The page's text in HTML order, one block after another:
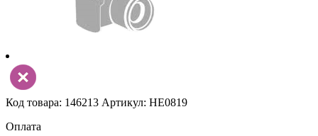
Код товара: 146213 Артикул: НЕ0819
Оплата